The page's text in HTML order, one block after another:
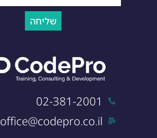
שליחה
02-381-2001
office@codepro.co.il